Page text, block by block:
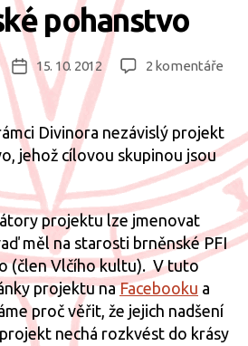
pohanstvo
Datum
příspěvku
15. 10. 2012 2 komentáře
Divinora nezávislý projekt
jehož cílovou skupinou jsou
projektu lze jmenovat
měl na starosti brněnské PFI
(člen Vlčího kultu). V tuto
projektu naFacebooku a
proč věřit, že jejich nadšení
nechá rozkvést do krásy